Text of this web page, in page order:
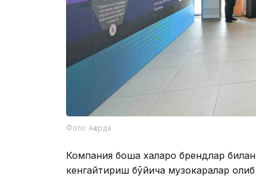
Фото: Ақорда
Компания бошқа халқаро брендлар
кенгайтириш бўйича музокаралар